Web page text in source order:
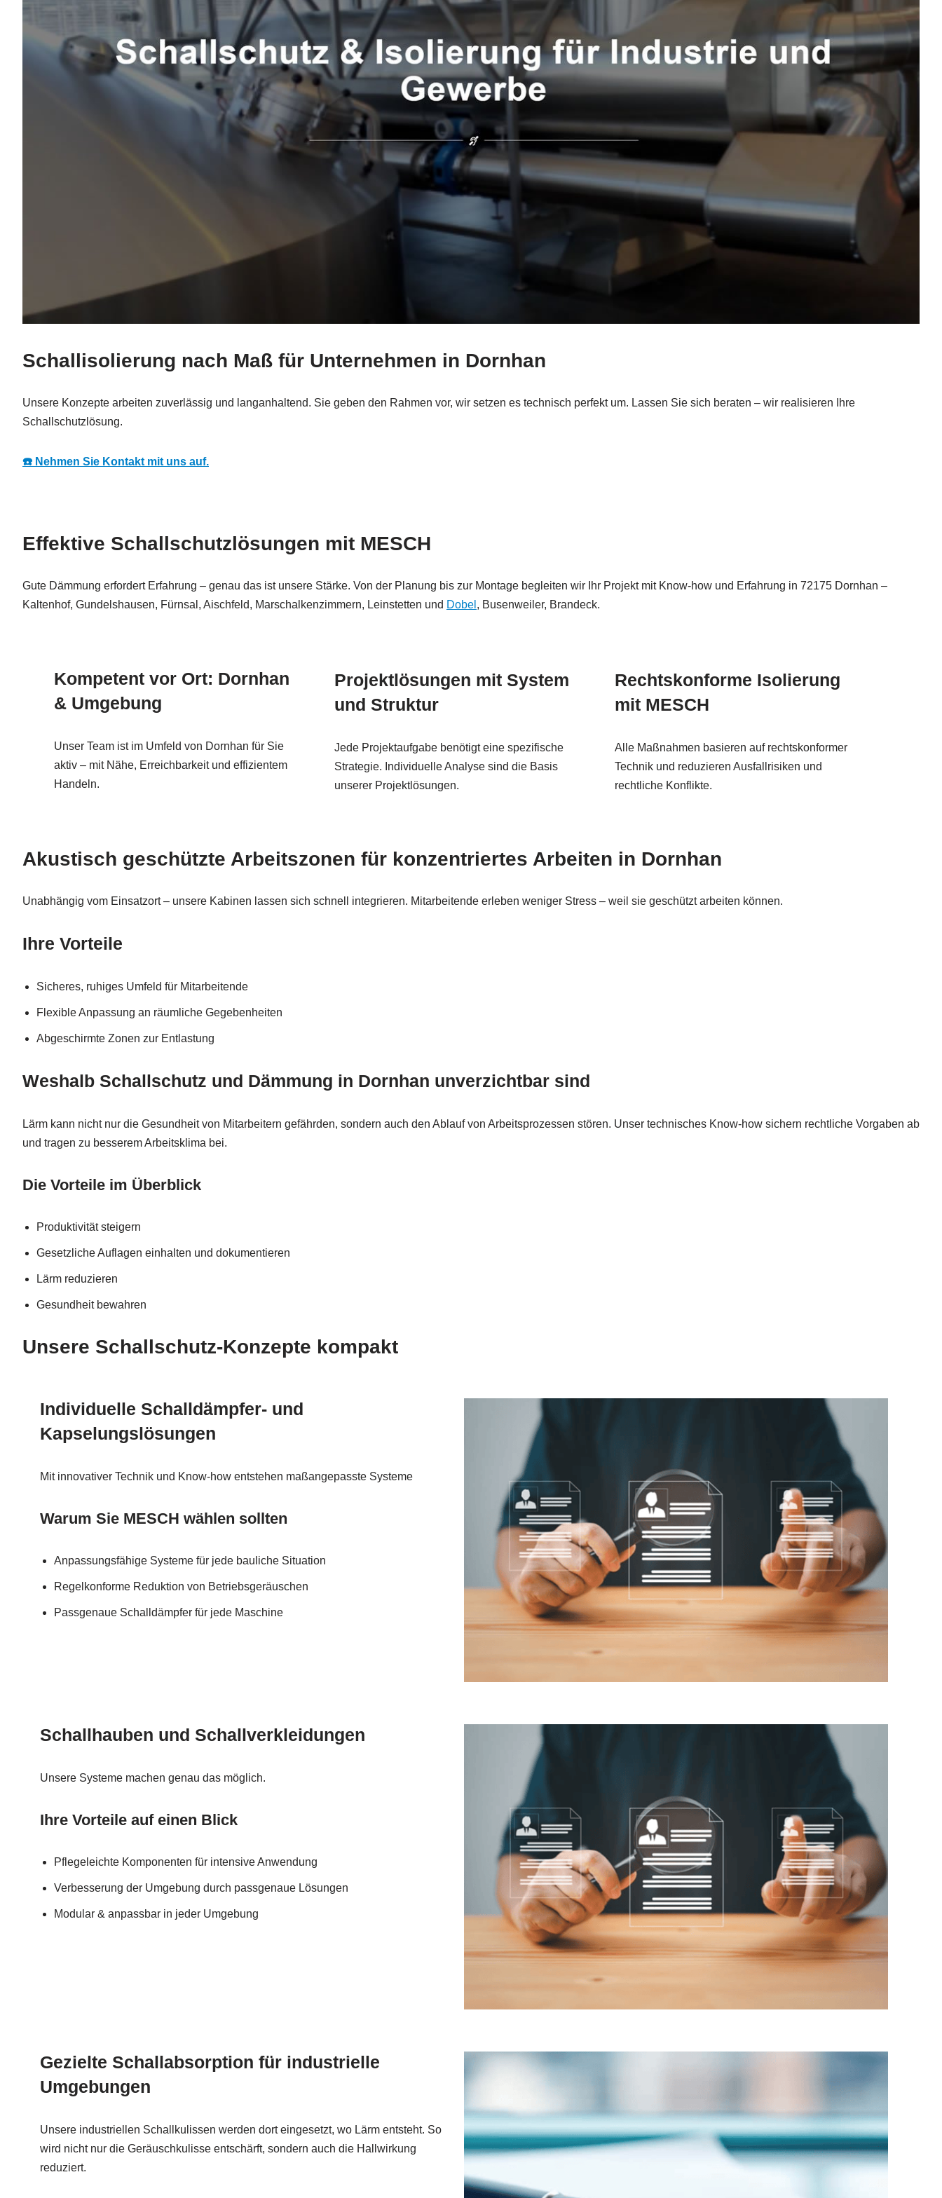
Schallisolierung nach Maß für Unternehmen in Dornhan
Unsere Konzepte arbeiten zuverlässig und langanhaltend. Sie geben den Rahmen vor, wir setzen es technisch perfekt um. Lassen Sie sich beraten – wir realisieren Ihre
Schallschutzlösung.
☎️ Nehmen Sie Kontakt mit uns auf.
Effektive Schallschutzlösungen mit MESCH
Gute Dämmung erfordert Erfahrung – genau das ist unsere Stärke. Von der Planung bis zur Montage begleiten wir Ihr Projekt mit Know-how und Erfahrung in 72175 Dornhan –
Kaltenhof, Gundelshausen, Fürnsal, Aischfeld, Marschalkenzimmern, Leinstetten und Dobel , Busenweiler, Brandeck.
Kompetent vor Ort: Dornhan
& Umgebung
Unser Team ist im Umfeld von Dornhan für Sie
aktiv – mit Nähe, Erreichbarkeit und effizientem
Handeln.
Projektlösungen mit System
und Struktur
Jede Projektaufgabe benötigt eine spezifische
Strategie. Individuelle Analyse sind die Basis
unserer Projektlösungen.
Rechtskonforme Isolierung
mit MESCH
Alle Maßnahmen basieren auf rechtskonformer
Technik und reduzieren Ausfallrisiken und
rechtliche Konflikte.
Akustisch geschützte Arbeitszonen für konzentriertes Arbeiten in Dornhan
Unabhängig vom Einsatzort – unsere Kabinen lassen sich schnell integrieren. Mitarbeitende erleben weniger Stress – weil sie geschützt arbeiten können.
Ihre Vorteile
Sicheres, ruhiges Umfeld für Mitarbeitende
Flexible Anpassung an räumliche Gegebenheiten
Abgeschirmte Zonen zur Entlastung
Weshalb Schallschutz und Dämmung in Dornhan unverzichtbar sind
Lärm kann nicht nur die Gesundheit von Mitarbeitern gefährden, sondern auch den Ablauf von Arbeitsprozessen stören. Unser technisches Know-how sichern rechtliche Vorgaben ab
und tragen zu besserem Arbeitsklima bei.
Die Vorteile im Überblick
Produktivität steigern
Gesetzliche Auflagen einhalten und dokumentieren
Lärm reduzieren
Gesundheit bewahren
Unsere Schallschutz-Konzepte kompakt
Individuelle Schalldämpfer- und
Kapselungslösungen
Mit innovativer Technik und Know-how entstehen maßangepasste Systeme
Warum Sie MESCH wählen sollten
Anpassungsfähige Systeme für jede bauliche Situation
Regelkonforme Reduktion von Betriebsgeräuschen
Passgenaue Schalldämpfer für jede Maschine
Schallhauben und Schallverkleidungen
Unsere Systeme machen genau das möglich.
Ihre Vorteile auf einen Blick
Pflegeleichte Komponenten für intensive Anwendung
Verbesserung der Umgebung durch passgenaue Lösungen
Modular & anpassbar in jeder Umgebung
Gezielte Schallabsorption für industrielle
Umgebungen
Unsere industriellen Schallkulissen werden dort eingesetzt, wo Lärm entsteht. So
wird nicht nur die Geräuschkulisse entschärft, sondern auch die Hallwirkung
reduziert.